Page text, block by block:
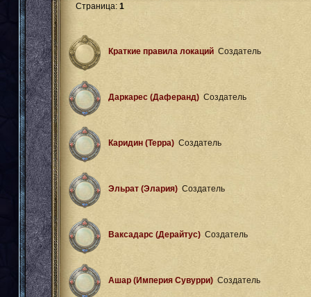
Страница: 1
Краткие правила локаций Создатель
Даркарес (Даферанд) Создатель
Каридин (Терра) Создатель
Эльрат (Элария) Создатель
Ваксадарс (Дерайтус) Создатель
Ашар (Империя Сувурри) Создатель